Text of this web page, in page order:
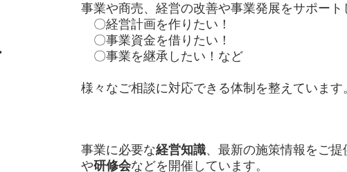
事業や商売、経営の改善や事業発展をサポート
〇経営計画を作りたい！
〇事業資金を借りたい！
〇事業を継承したい！など
様々なご相談に対応できる体制を整えています
事業に必要な経営知識、最新の施策情報をご提
や研修会などを開催しています。